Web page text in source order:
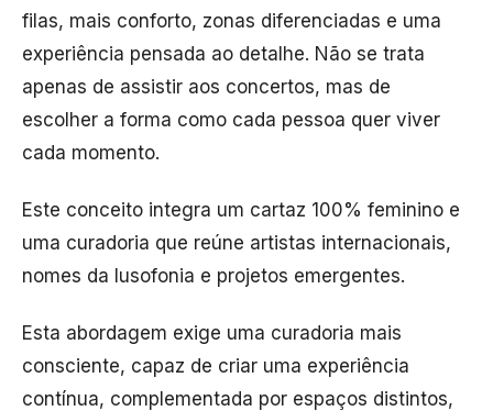
filas, mais conforto, zonas diferenciadas e uma
experiência pensada ao detalhe. Não se trata
apenas de assistir aos concertos, mas de
escolher a forma como cada pessoa quer viver
cada momento.
Este conceito integra um cartaz 100% feminino e
uma curadoria que reúne artistas internacionais,
nomes da lusofonia e projetos emergentes.
Esta abordagem exige uma curadoria mais
consciente, capaz de criar uma experiência
contínua, complementada por espaços distintos,